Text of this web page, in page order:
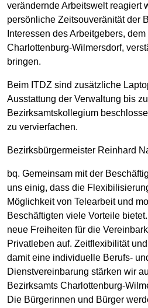
verändernde Arbeitswelt reagiert
persönliche Zeitsouveränität der
Interessen des Arbeitgebers,
Charlottenburg-Wilmersdorf,
bringen.
Beim ITDZ sind zusätzliche
Ausstattung der Verwaltung bis
Bezirksamtskollegium
zu vervierfachen.
Bezirksbürgermeister Reinhard
bq. Gemeinsam mit der
uns einig, dass die
Möglichkeit von Telearbeit und
Beschäftigten viele Vorteile
neue Freiheiten für die
Privatleben auf. Zeitflexibilität
damit eine individuelle Berufs-
Dienstvereinbarung stärken wir
Bezirksamts Charlottenburg-
Die Bürgerinnen und Bürger